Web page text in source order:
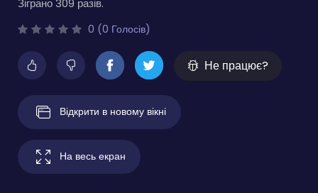
Зіграно 309 разів.
0 (0 Голосів)
Не працює?
Відкрити в новому вікні
На весь екран